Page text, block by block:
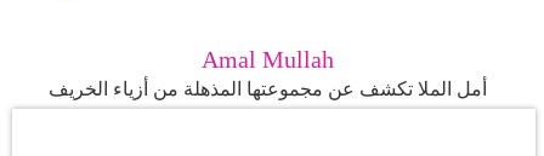
فيديو
Amal Mullah
أمل الملا تكشف عن مجموعتها المذهلة من أزياء الخريف